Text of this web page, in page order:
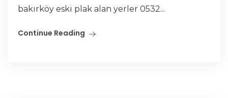
bakırköy eski plak alan yerler 0532...
Continue Reading